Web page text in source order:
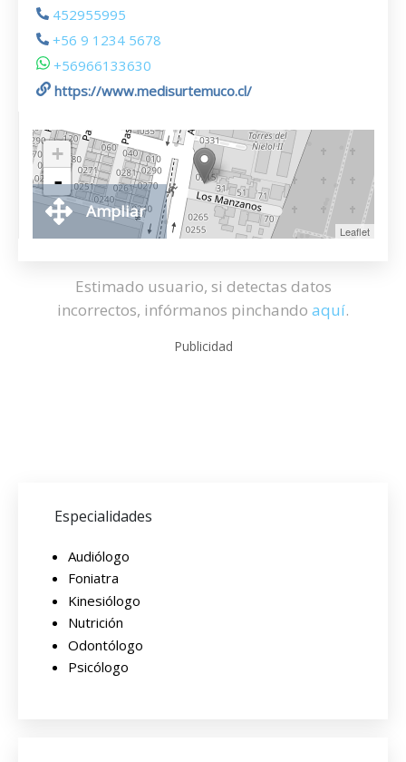
452955995
+56 9 1234 5678
+56966133630
https://www.medisurtemuco.cl/
+
-
Leaflet
Ampliar
Estimado usuario, si detectas datos
incorrectos, infórmanos pinchando aquí.
Publicidad
Especialidades
Audiólogo
Foniatra
Kinesiólogo
Nutrición
Odontólogo
Psicólogo